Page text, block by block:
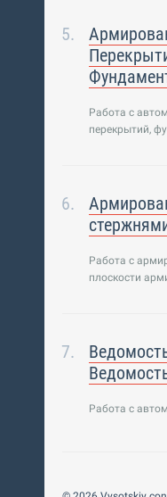
Работа с
перекрытий,
Работа с
плоскости
Работа с